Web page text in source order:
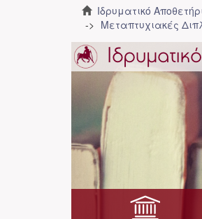
Ιδρυματικό
Μεταπτυχιακές